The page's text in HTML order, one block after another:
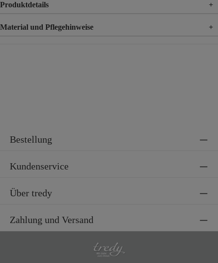
Produktdetails +
Material und Pflegehinweise +
Bestellung
Kundenservice
Über tredy
Zahlung und Versand